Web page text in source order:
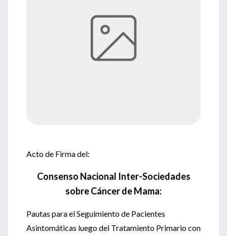
Acto de Firma del:
Consenso Nacional Inter-Sociedades
sobreCáncer de Mama:
Pautas para el Seguimiento de Pacientes
Asintomáticas luego del Tratamiento Primario con